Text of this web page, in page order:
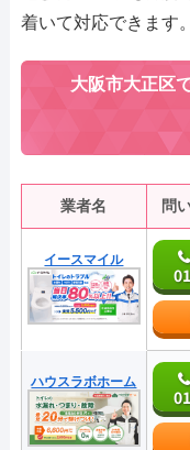
着いて対応できます。
大阪市大正区
業者名 問
イースマイル
ハウスラボホーム